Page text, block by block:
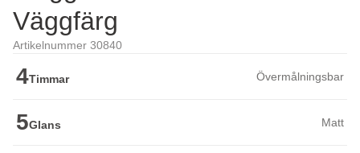
Väggfärg
Artikelnummer 30840
4Timmar Övermålningsbar
5Glans Matt